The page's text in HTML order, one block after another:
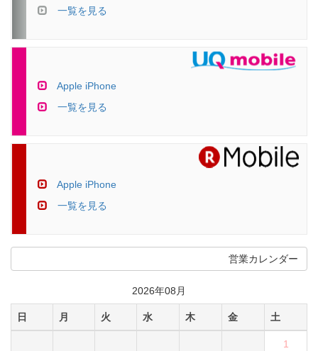
一覧を見る
Apple iPhone
一覧を見る
Apple iPhone
一覧を見る
営業カレンダー
2026年08月
日 月 火 水 木 金 土
1